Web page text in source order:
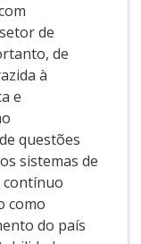
de
de
à
e
questões
sistemas de
contínuo
como
do país